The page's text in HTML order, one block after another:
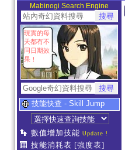
Mabinogi Search Engine
現實的每
天都有不
同日期效
果！
技能快查 - Skill Jump
數值增加技能 Update !
技能消耗表 [強度表]